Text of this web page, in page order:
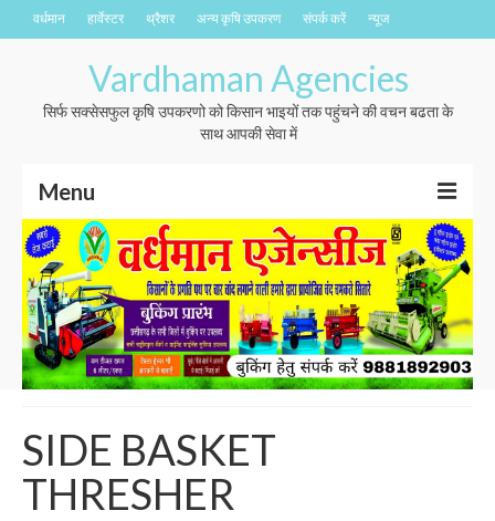
वर्धमान हार्वेस्टर थ्रैशर अन्य कृषि उपकरण संपर्क करें न्यूज
Vardhaman Agencies
सिर्फ सक्सेसफुल कृषि उपकरणो को किसान भाइयों तक पहुंचने की वचन बढता के
साथ आपकी सेवा में
Menu
वर्धमान
हार्वेस्टर
थ्रैशर
अन्य कृषि उपकरण
संपर्क करें
न्यूज
SIDE BASKET
THRESHER